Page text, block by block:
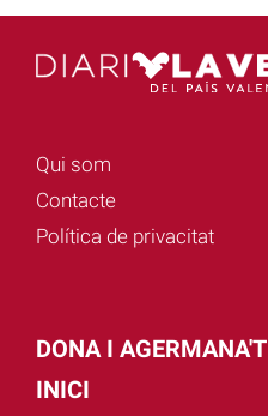
Qui som
Contacte
Política de privacitat
DONA I AGERMANA'T
INICI